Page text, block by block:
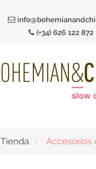
(+34) 626 122 872
Tienda Accesorios